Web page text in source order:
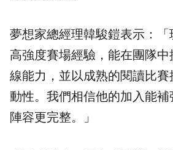
夢想家總經理韓駿鎧表示：
高強度賽場經驗，能在團隊
線能力，並以成熟的閱讀比
動性。我們相信他的加入能
陣容更完整。」